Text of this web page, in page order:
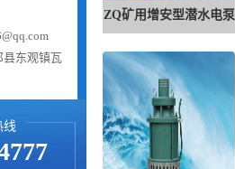
东观镇瓦
线
ZQ矿用增安型潜水电泵